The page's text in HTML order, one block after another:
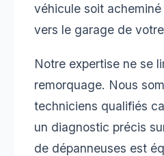
véhicule soit
vers le garage de
Notre expertise ne se
remorquage. Nous
techniciens qualifiés
un diagnostic précis
de dépanneuses est